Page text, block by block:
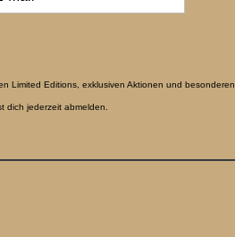
Limited Editions, exklusiven Aktionen und besonderen
dich jederzeit abmelden.